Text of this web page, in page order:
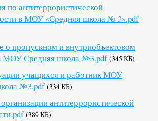
по антитеррористической
в МОУ «Средняя школа № 3».pdf
о пропускном и внутриобъектовом
МОУ Средняя школа №3.pdf (345 КБ)
учащихся и работник МОУ
№3.pdf (334 КБ)
антитеррористической
(389 КБ)